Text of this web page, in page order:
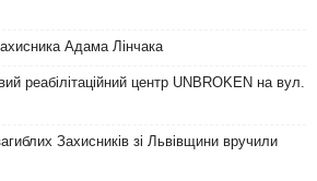
Адама Лінчака
реабілітаційний центр UNBROKEN на вул.
Захисників зі Львівщини вручили